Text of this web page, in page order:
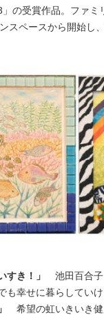
の受賞作品。ファミ
スペースから開始し
すき！」
池田百合子
も幸せに暮らしてい
希望の虹いきいき